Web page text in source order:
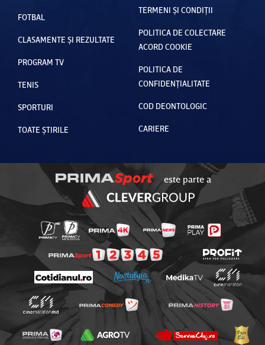
FOTBAL
CLASAMENTE ȘI REZULTATE
PROGRAM TV
TENIS
SPORTURI
TOATE ȘTIRILE
TERMENI ȘI CONDIȚII
POLITICA DE COLECTARE
ACORD COOKIE
POLITICA DE
CONFIDENȚIALITATE
COD DEONTOLOGIC
CARIERE
este parte a